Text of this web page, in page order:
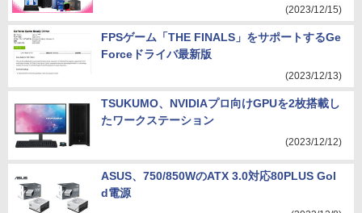
(2023/12/15)
FPSゲーム「THE FINALS」をサポートするGe
Forceドライバ最新版
(2023/12/13)
TSUKUMO、NVIDIAプロ向けGPUを2枚搭載し
たワークステーション
(2023/12/12)
ASUS、750/850WのATX 3.0対応80PLUS Gol
d電源